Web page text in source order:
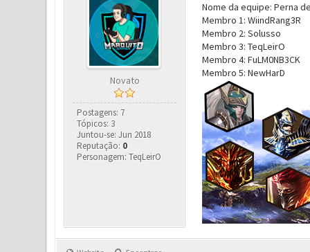
Novato
Postagens: 7
Tópicos: 3
Juntou-se: Jun 2018
Reputação: 0
Personagem: TeqLeirO
Nome da equipe: Perna
Membro 1: WiindRang3R
Membro 2: Solusso
Membro 3: TeqLeirO
Membro 4: FuLM0NB3CK
Membro 5: NewHarD